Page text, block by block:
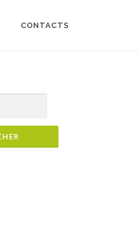
CONTACTS